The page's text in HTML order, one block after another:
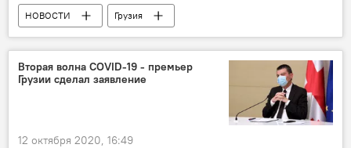
НОВОСТИ
Грузия
ПРОИСШЕСТВИЯ
Вторая волна COVID-19 - премьер
Грузии сделал заявление
12 октября 2020, 16:49